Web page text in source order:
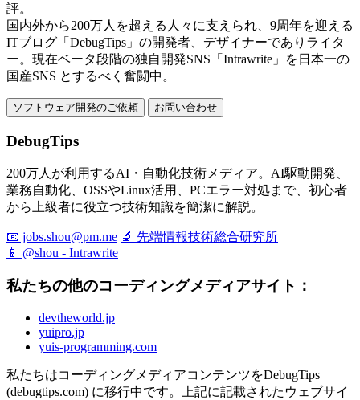
評。
国内外から200万人を超える人々に支えられ、9周年を迎える
ITブログ「DebugTips」の開発者、デザイナーでありライタ
ー。現在ベータ段階の独自開発SNS「Intrawrite」を日本一の
国産SNS とするべく奮闘中。
ソフトウェア開発のご依頼 お問い合わせ
DebugTips
200万人が利用するAI・自動化技術メディア。AI駆動開発、
業務自動化、OSSやLinux活用、PCエラー対処まで、初心者
から上級者に役立つ技術知識を簡潔に解説。
📧 jobs.shou@pm.me 🔬 先端情報技術総合研究所
📱 @shou - Intrawrite
私たちの他のコーディングメディアサイト：
devtheworld.jp
yuipro.jp
yuis-programming.com
私たちはコーディングメディアコンテンツをDebugTips
(debugtips.com) に移行中です。上記に記載されたウェブサイ